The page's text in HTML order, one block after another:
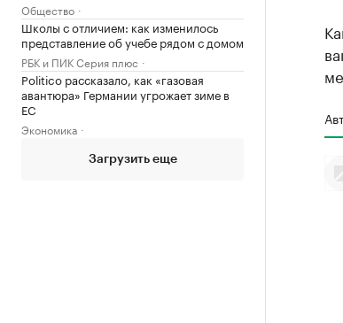
Общество
Школы с отличием: как изменилось
представление об учебе рядом с домом
РБК и ПИК Серия плюс
Politico рассказало, как «газовая
авантюра» Германии угрожает зиме в
ЕС
Экономика
Загрузить еще